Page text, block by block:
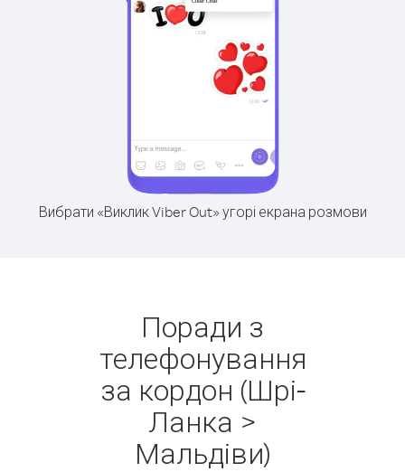
Вибрати «Виклик Viber Out» угорі екрана розмови
Поради з
телефонування
за кордон (Шрі-
Ланка >
Мальдіви)